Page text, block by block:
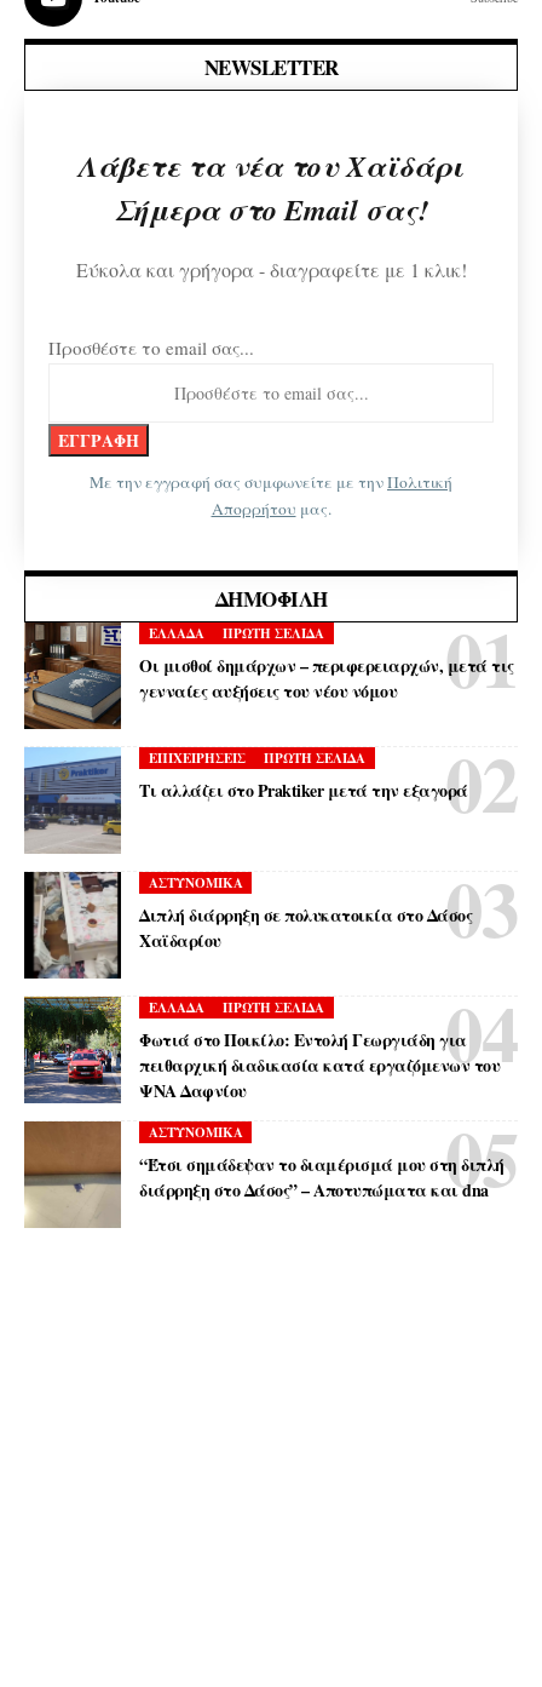
NEWSLETTER
Λάβετε τα νέα του Χαϊδάρι
Σήμερα στο Email σας!
Εύκολα και γρήγορα - διαγραφείτε με 1 κλικ!
Προσθέστε το email σας...
Με την εγγραφή σας συμφωνείτε με τηνΠολιτική
Απορρήτου μας.
ΔΗΜΟΦΙΛΉ
ΕΛΛΑΔΑ ΠΡΩΤΗ ΣΕΛΙΔΑ
Οι μισθοί δημάρχων – περιφερειαρχών, μετά τις
γενναίες αυξήσεις του νέου νόμου
ΕΠΙΧΕΙΡΗΣΕΙΣ ΠΡΩΤΗ ΣΕΛΙΔΑ
Τι αλλάζει στο Praktiker μετά την εξαγορά
ΑΣΤΥΝΟΜΙΚΑ
Διπλή διάρρηξη σε πολυκατοικία στο Δάσος
Χαϊδαρίου
ΕΛΛΑΔΑ ΠΡΩΤΗ ΣΕΛΙΔΑ
Φωτιά στο Ποικίλο: Εντολή Γεωργιάδη για
πειθαρχική διαδικασία κατά εργαζόμενων του
ΨΝΑ Δαφνίου
ΑΣΤΥΝΟΜΙΚΑ
“Έτσι σημάδεψαν το διαμέρισμά μου στη διπλή
διάρρηξη στο Δάσος” – Αποτυπώματα και dna